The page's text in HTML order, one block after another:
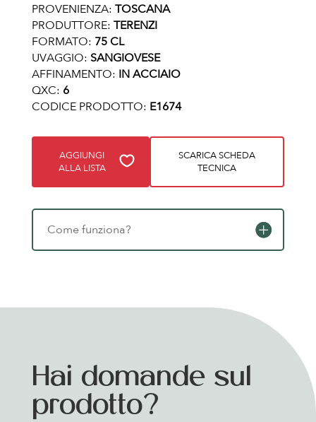
PROVENIENZA: TOSCANA
PRODUTTORE: TERENZI
FORMATO: 75 CL
UVAGGIO: SANGIOVESE
AFFINAMENTO: IN ACCIAIO
QXC: 6
CODICE PRODOTTO: E1674
AGGIUNGI
ALLA LISTA
SCARICA SCHEDA
TECNICA
Come funziona?
Hai domande sul
prodotto?